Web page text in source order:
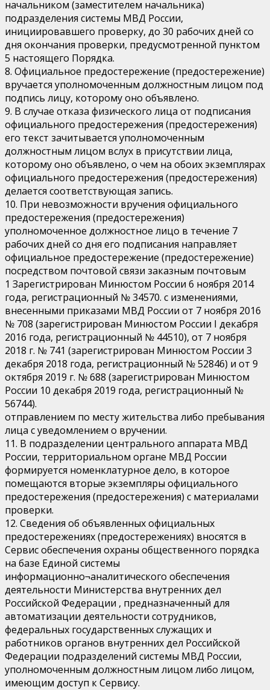
начальником (заместителем начальника)
подразделения системы МВД России,
инициировавшего проверку, до 30 рабочих дней со
дня окончания проверки, предусмотренной пунктом
5 настоящего Порядка.
8. Официальное предостережение (предостережение)
вручается уполномоченным должностным лицом под
подпись лицу, которому оно объявлено.
9. В случае отказа физического лица от подписания
официального предостережения (предостережения)
его текст зачитывается уполномоченным
должностным лицом вслух в присутствии лица,
которому оно объявлено, о чем на обоих экземплярах
официального предостережения (предостережения)
делается соответствующая запись.
10. При невозможности вручения официального
предостережения (предостережения)
уполномоченное должностное лицо в течение 7
рабочих дней со дня его подписания направляет
официальное предостережение (предостережение)
посредством почтовой связи заказным почтовым
1 Зарегистрирован Минюстом России 6 ноября 2014
года, регистрационный № 34570. с изменениями,
внесенными приказами МВД России от 7 ноября 2016
№ 708 (зарегистрирован Минюстом России I декабря
2016 года, регистрационный № 44510), от 7 ноября
2018 г. № 741 (зарегистрирован Минюстом России 3
декабря 2018 года, регистрационный № 52846) и от 9
октября 2019 г. № 688 (зарегистрирован Минюстом
России 10 декабря 2019 года, регистрационный №
56744).
отправлением по месту жительства либо пребывания
лица с уведомлением о вручении.
11. В подразделении центрального аппарата МВД
России, территориальном органе МВД России
формируется номенклатурное дело, в которое
помещаются вторые экземпляры официального
предостережения (предостережения) с материалами
проверки.
12. Сведения об объявленных официальных
предостережениях (предостережениях) вносятся в
Сервис обеспечения охраны общественного порядка
на базе Единой системы
информационно¬аналитического обеспечения
деятельности Министерства внутренних дел
Российской Федерации , предназначенный для
автоматизации деятельности сотрудников,
федеральных государственных служащих и
работников органов внутренних дел Российской
Федерации подразделений системы МВД России,
уполномоченным должностным лицом либо лицом,
имеющим доступ к Сервису.